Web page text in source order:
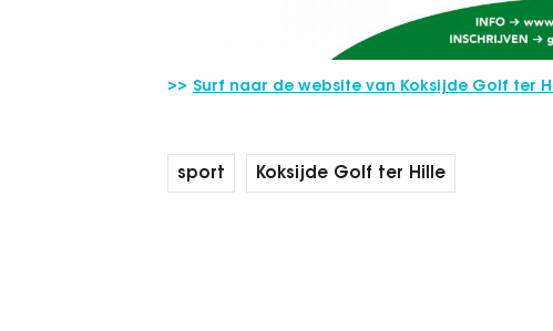
Surf naar de website van Koksijde Golf ter
sport Koksijde Golf ter Hille